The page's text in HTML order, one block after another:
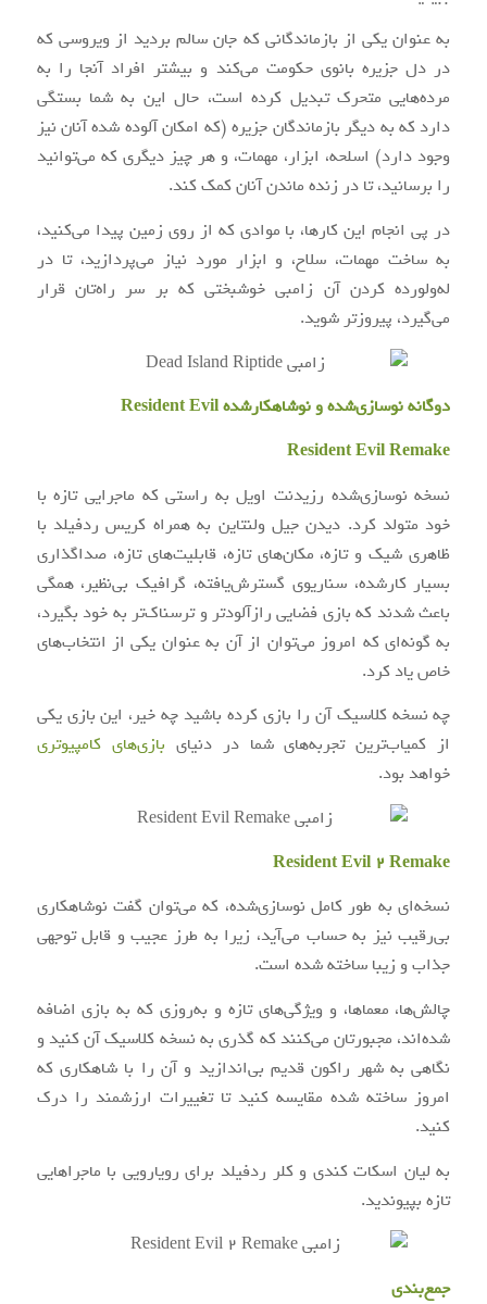
به عنوان یکی از بازماندگانی که جان سالم بردید از ویروسی که
در دل جزیره بانوی حکومت می‌کند و بیشتر افراد آنجا را به
مرده‌هایی متحرک تبدیل کرده است، حال این به شما بستگی
دارد که به دیگر بازماندگان جزیره (که امکان آلوده شده آنان نیز
وجود دارد) اسلحه، ابزار، مهمات، و هر چیز دیگری که می‌توانید
را برسانید، تا در زنده ماندن آنان کمک کند.
در پی انجام این کارها، با موادی که از روی زمین پیدا می‌کنید،
به ساخت مهمات، سلاح، و ابزار مورد نیاز می‌پردازید، تا در
له‌ولورده کردن آن زامبی خوشبختی که بر سر راه‌تان قرار
می‌گیرد، پیروزتر شوید.
دوگانه نوسازی‌شده و نوشاهکارشده Resident Evil
Resident Evil Remake
نسخه نوسازی‌شده رزیدنت اویل به راستی که ماجرایی تازه با
خود متولد کرد. دیدن جیل ولنتاین به همراه کریس ردفیلد با
ظاهری شیک و تازه، مکان‌های تازه، قابلیت‌های تازه، صداگذاری
بسیار کارشده، سناریوی گسترش‌یافته، گرافیک بی‌نظیر، همگی
باعث شدند که بازی فضایی رازآلودتر و ترسناک‌تر به خود بگیرد،
به گونه‌ای که امروز می‌توان از آن به عنوان یکی از انتخاب‌های
خاص یاد کرد.
چه نسخه کلاسیک آن را بازی کرده باشید چه خیر، این بازی یکی
از کمیاب‌ترین تجربه‌های شما در دنیای بازی‌های کامپیوتری
خواهد بود.
Resident Evil 2 Remake
نسخه‌ای به طور کامل نوسازی‌شده، که می‌توان گفت نوشاهکاری
بی‌رقیب نیز به حساب می‌آید، زیرا به طرز عجیب و قابل توجهی
جذاب و زیبا ساخته شده است.
چالش‌ها، معماها، و ویژگی‌های تازه و به‌روزی که به بازی اضافه
شده‌اند، مجبورتان می‌کنند که گذری به نسخه کلاسیک آن کنید و
نگاهی به شهر راکون قدیم بی‌اندازید و آن را با شاهکاری که
امروز ساخته شده مقایسه کنید تا تغییرات ارزشمند را درک
کنید.
به لیان اسکات کندی و کلر ردفیلد برای رویارویی با ماجراهایی
تازه بپیوندید.
جمع‌بندی